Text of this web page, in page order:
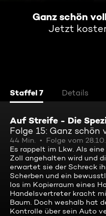
Ganz schön
Jetzt
Staffel 7 Details
Auf Streife - Die
Folge 15: Ganz
44 Min. Folge vom
Es rappelt im Lkw. Als
Zoll angehalten wird und
erwartet sie der Schreck
Scherben und ein
los im Kopierraum eines
Handelsvertreter kracht
Baum. Doch weshalb hat
Kontrolle über sein Auto